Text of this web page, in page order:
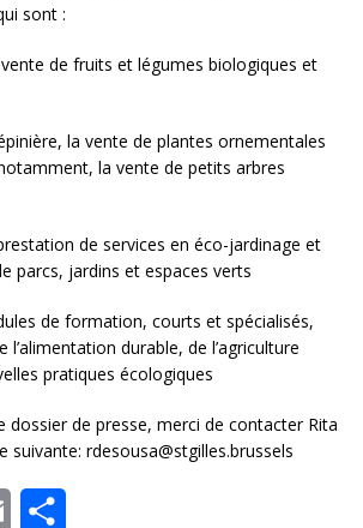
sont :
de fruits et légumes biologiques et
la vente de plantes ornementales
la vente de petits arbres
de services en éco-jardinage et
parcs, jardins et espaces verts
de formation, courts et spécialisés,
l’alimentation durable, de l’agriculture
pratiques écologiques
de presse, merci de contacter Rita
suivante: rdesousa@stgilles.brussels